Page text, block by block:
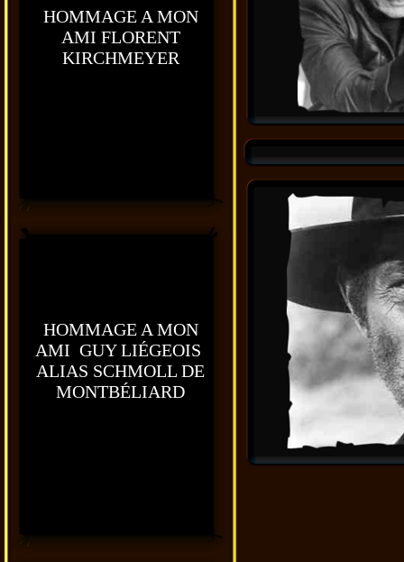
HOMMAGE A MON
AMI FLORENT
KIRCHMEYER
HOMMAGE A MON
AMI GUY LIÉGEOIS
ALIAS SCHMOLL DE
MONTBÉLIARD